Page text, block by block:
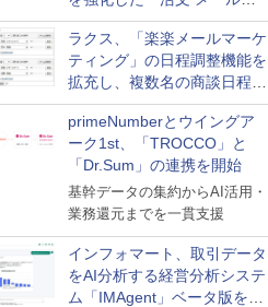
送信防止アドインサービス」
を提供
ラクス、「楽楽メールマーケ
ティング」の日程調整機能を
拡充し、複数名の商談日程調
整を効率化
primeNumberとウイングア
ーク1st、「TROCCO」と
「Dr.Sum」の連携を開始
基幹データの集約からAI活用・
業務還元までを一貫支援
インフォマート、取引データ
をAI分析する経営分析システ
ム「IMAgent」ベータ版を提